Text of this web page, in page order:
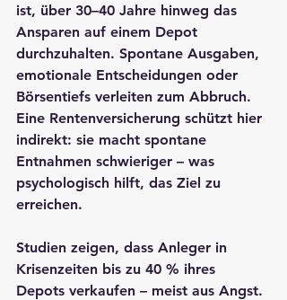
ist, über 30–40 Jahre hinweg das
Ansparen auf einem Depot
durchzuhalten. Spontane Ausgaben,
emotionale Entscheidungen oder
Börsentiefs verleiten zum Abbruch.
Eine Rentenversicherung schützt hier
indirekt: sie macht spontane
Entnahmen schwieriger – was
psychologisch hilft, das Ziel zu
erreichen.
Studien zeigen, dass Anleger in
Krisenzeiten bis zu 40 % ihres
Depots verkaufen – meist aus Angst.